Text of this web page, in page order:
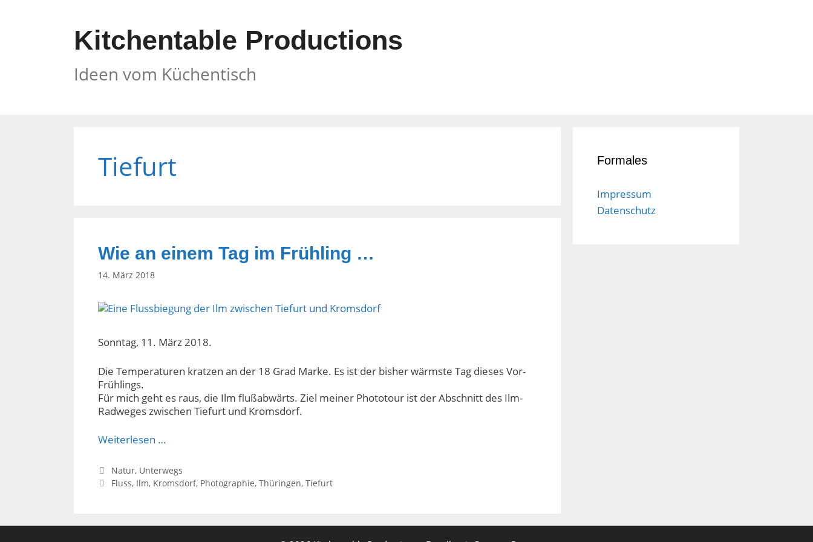
Kitchentable Productions
Ideen vom Küchentisch
Tiefurt
Wie an einem Tag im Frühling …
14. März 2018
Sonntag, 11. März 2018.
Die Temperaturen kratzen an der 18 Grad Marke. Es ist der bisher wärmste Tag dieses Vor-
Frühlings.
Für mich geht es raus, die Ilm flußabwärts. Ziel meiner Phototour ist der Abschnitt des Ilm-
Radweges zwischen Tiefurt und Kromsdorf.
Weiterlesen …
Kategorien
Natur, Unterwegs
Schlagwörter
Fluss, Ilm, Kromsdorf, Photographie, Thüringen, Tiefurt
Formales
Impressum
Datenschutz